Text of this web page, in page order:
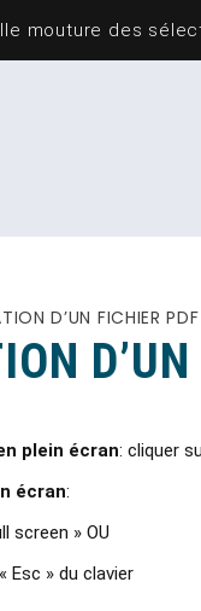
mouture des
D’UN FICHIER
plein écran: cliquer
écran:
screen » OU
Esc » du clavier